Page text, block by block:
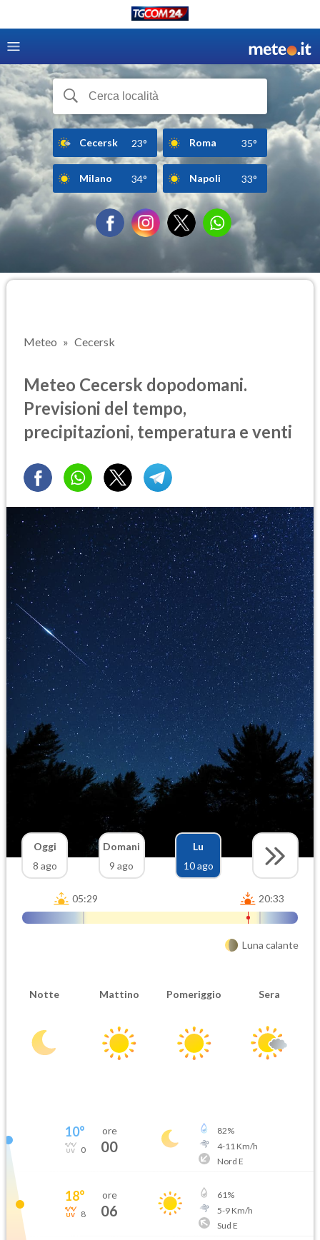
Cecersk 23° Roma 35°
Milano 34° Napoli 33°
Meteo Cecersk
Meteo Cecersk dopodomani.
Previsioni del tempo,
precipitazioni, temperatura e venti
Oggi
8 ago
Domani
9 ago
Lu
10 ago
05:29 20:33
Luna calante
Notte Mattino Pomeriggio Sera
10°
0
ore
00
82%
4-11 Km/h
Nord E
18°
8
ore
06
61%
5-9Km/h
Sud E